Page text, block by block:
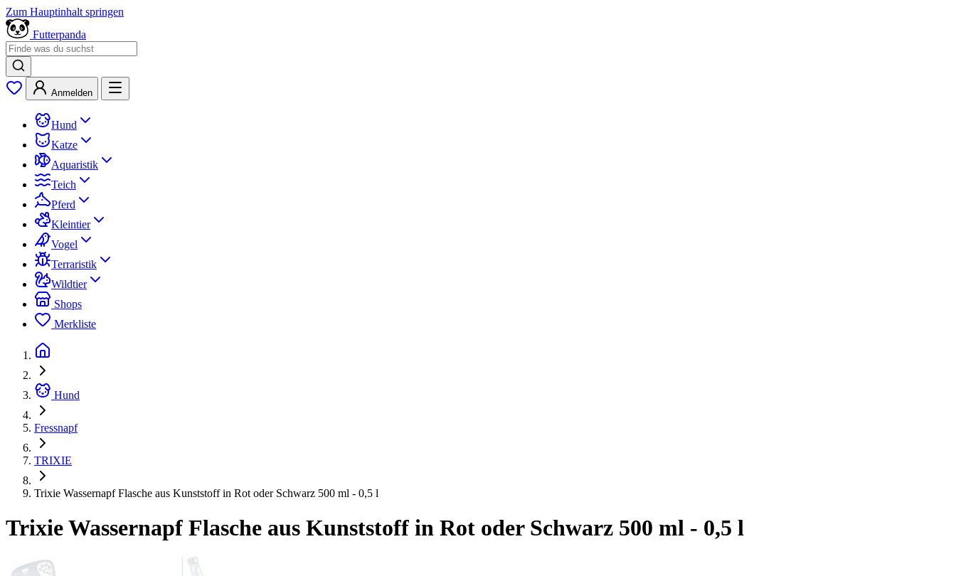
Zum Hauptinhalt springen
Futterpanda
Anmelden
Hund
Katze
Aquaristik
Teich
Pferd
Kleintier
Vogel
Terraristik
Wildtier
Shops
Merkliste
Hund
Fressnapf
TRIXIE
Trixie Wassernapf Flasche aus Kunststoff in Rot oder Schwarz 500 ml - 0,5 l
Trixie Wassernapf Flasche aus Kunststoff in Rot oder Schwarz 500 ml - 0,5 l